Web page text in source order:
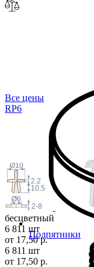
Подпятники
Все цены
RP6
2.2
10.5
Ø10
Ø6
2-8
бесцветный
6 811 шт
от 17,50 р.
6 811 шт
от 17,50 р.